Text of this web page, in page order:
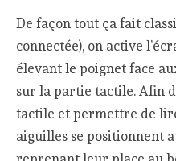
De façon tout ça fait
connectée), on active
élevant le poignet face
sur la partie tactile. Afin
tactile et permettre de lire
aiguilles se positionnent